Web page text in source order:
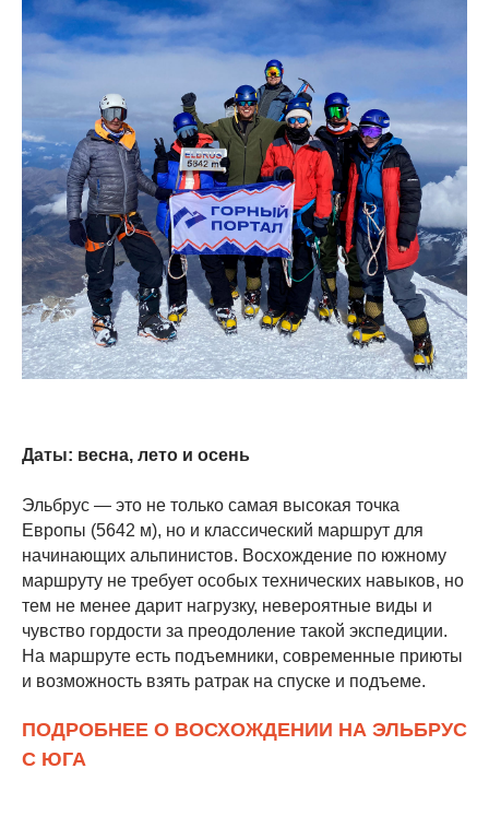
Даты: весна, лето и осень
Эльбрус — это не только самая высокая точка
Европы (5642 м), но и классический маршрут для
начинающих альпинистов. Восхождение по южному
маршруту не требует особых технических навыков, но
тем не менее дарит нагрузку, невероятные виды и
чувство гордости за преодоление такой экспедиции.
На маршруте есть подъемники, современные приюты
и возможность взять ратрак на спуске и подъеме.
ПОДРОБНЕЕ О ВОСХОЖДЕНИИ НА ЭЛЬБРУС
С ЮГА